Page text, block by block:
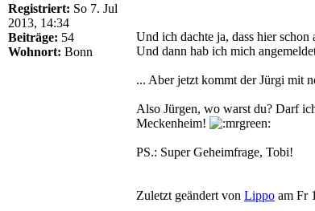
Registriert: So 7. Jul
2013, 14:34
Beiträge: 54
Wohnort: Bonn
Und ich dachte ja, dass hier
Und dann hab ich mich
... Aber jetzt kommt der Jürgi mit
Also Jürgen, wo warst du? Darf
Meckenheim!
PS.: Super Geheimfrage, Tobi!
Zuletzt geändert von Lippo am Fr